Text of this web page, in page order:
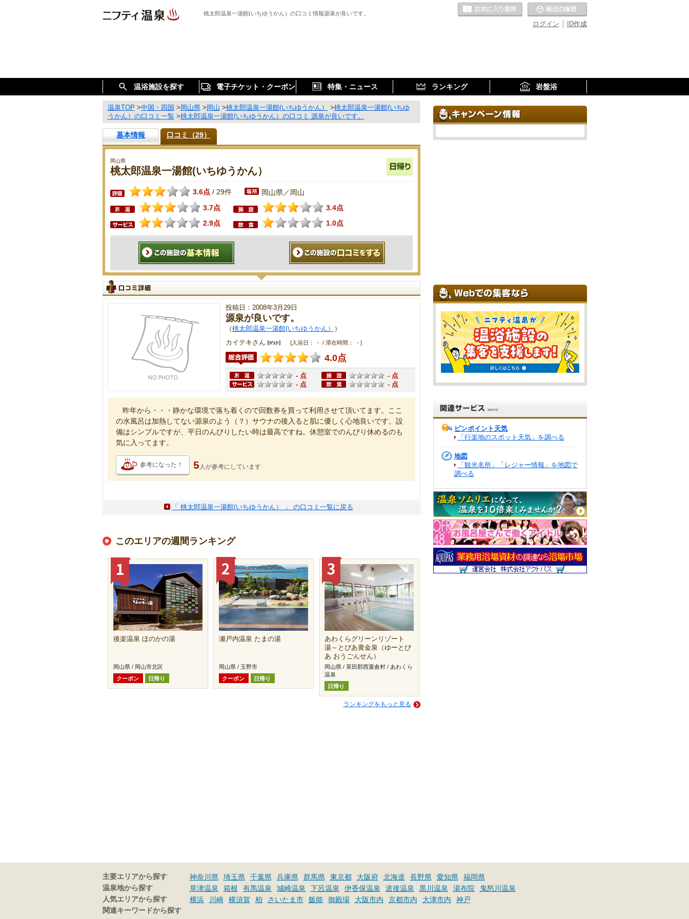
桃太郎温泉一湯館(いちゆうかん）の口コミ情報源泉が良いです。
ID作成
ログイン
お気に入りの温泉
温浴施設を探す 電子チケット・クーポン 特集・ニュース ランキング 岩盤浴
温泉TOP >中国・四国 > 岡山県> 岡山 >桃太郎温泉一湯館(いちゆうかん） >桃太郎温泉一湯館(いちゆ
うかん）の口コミ一覧 >桃太郎温泉一湯館(いちゆうかん）の口コミ 源泉が良いです。
基本情報 口コミ（29）
岡山県
桃太郎温泉一湯館(いちゆうかん）
3.6点 / 29件 岡山県／岡山
3.7点
3.4点
2.9点
1.0点
投稿日：2008年3月29日
源泉が良いです。
（桃太郎温泉一湯館(いちゆうかん）
）
カイテキさん
[入浴日： - / 滞在時間： - ]
4.0点
- 点
- 点
- 点
- 点
昨年から・・・静かな環境で落ち着くので回数券を買って利用させて頂いてます。ここ
の水風呂は加熱してない源泉のよう（？）サウナの後入ると肌に優しく心地良いです。設
備はシンプルですが、平日のんびりしたい時は最高ですね。休憩室でのんびり休めるのも
気に入ってます。
参考になった！ 5 人が参考にしています
「 桃太郎温泉一湯館(いちゆうかん） 」 の口コミ一覧に戻る
このエリアの週間ランキング
後楽温泉 ほのかの湯
岡山県 / 岡山市北区
クーポン
日帰り
瀬戸内温泉 たまの湯
岡山県 / 玉野市
クーポン
日帰り
あわくらグリーンリゾート
湯～とぴあ黄金泉（ゆーとぴ
あ おうごんせん）
岡山県 / 英田郡西粟倉村 / あわくら
温泉
日帰り
ランキングをもっと見る
ピンポイント天気
「行楽地のスポット天気」を調べる
地図
「観光名所」「レジャー情報」を地図で
調べる
主要エリアから探す 神奈川県 埼玉県 千葉県 兵庫県 群馬県 東京都 大阪府 北海道 長野県 愛知県 福岡県
温泉地から探す 草津温泉 箱根 有馬温泉 城崎温泉 下呂温泉 伊香保温泉 道後温泉 黒川温泉 湯布院 鬼怒川温泉
人気エリアから探す 横浜 川崎 横須賀 柏 さいたま市 飯能 御殿場 大阪市内 京都市内 大津市内 神戸
関連キーワードから探す